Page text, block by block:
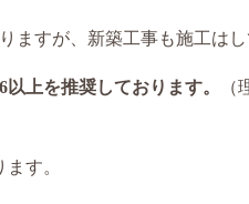
ますが、新築工事も施工はし
上を推奨しております。
す。